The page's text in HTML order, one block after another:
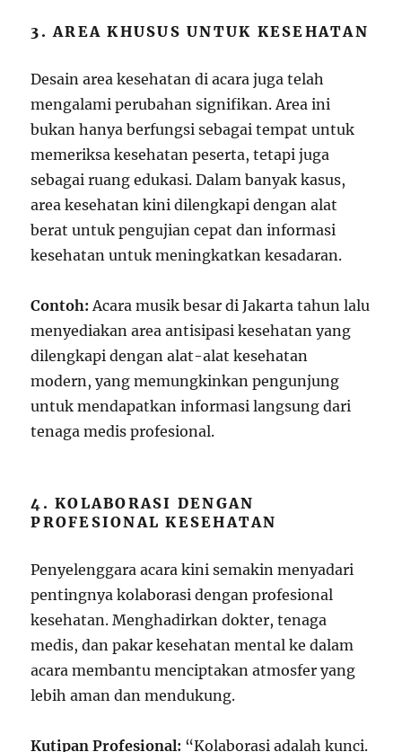
3. AREA KHUSUS UNTUK KESEHATAN
Desain area kesehatan di acara juga telah
mengalami perubahan signifikan. Area ini
bukan hanya berfungsi sebagai tempat untuk
memeriksa kesehatan peserta, tetapi juga
sebagai ruang edukasi. Dalam banyak kasus,
area kesehatan kini dilengkapi dengan alat
berat untuk pengujian cepat dan informasi
kesehatan untuk meningkatkan kesadaran.
Contoh: Acara musik besar di Jakarta tahun lalu
menyediakan area antisipasi kesehatan yang
dilengkapi dengan alat-alat kesehatan
modern, yang memungkinkan pengunjung
untuk mendapatkan informasi langsung dari
tenaga medis profesional.
4. KOLABORASI DENGAN
PROFESIONAL KESEHATAN
Penyelenggara acara kini semakin menyadari
pentingnya kolaborasi dengan profesional
kesehatan. Menghadirkan dokter, tenaga
medis, dan pakar kesehatan mental ke dalam
acara membantu menciptakan atmosfer yang
lebih aman dan mendukung.
Kutipan Profesional: “Kolaborasi adalah kunci.